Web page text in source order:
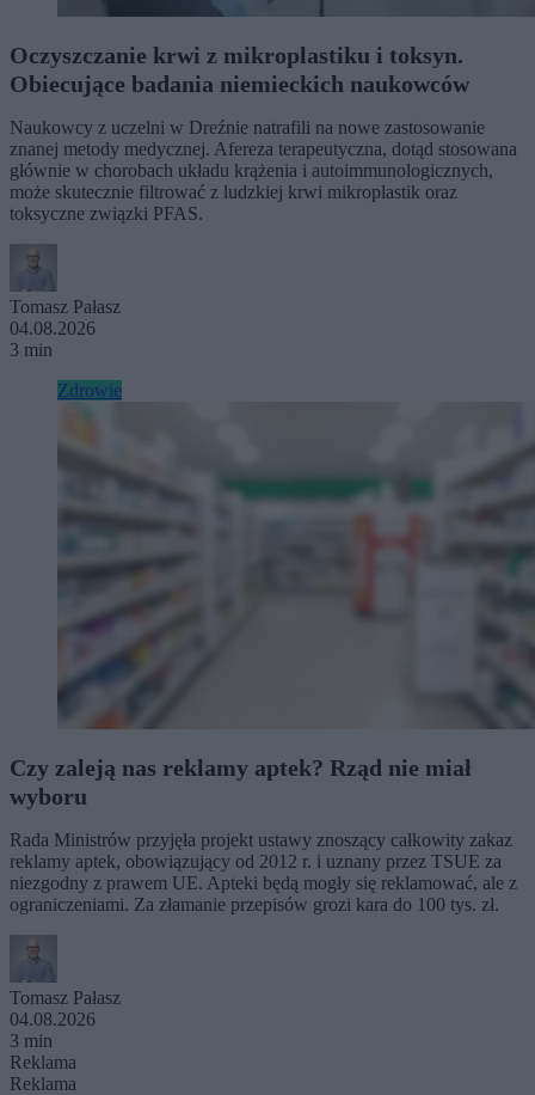
Oczyszczanie krwi z mikroplastiku i toksyn.
Obiecujące badania niemieckich naukowców
Naukowcy z uczelni w Dreźnie natrafili na nowe zastosowanie
znanej metody medycznej. Afereza terapeutyczna, dotąd stosowana
głównie w chorobach układu krążenia i autoimmunologicznych,
może skutecznie filtrować z ludzkiej krwi mikroplastik oraz
toksyczne związki PFAS.
Tomasz Pałasz
04.08.2026
3 min
Zdrowie
Czy zaleją nas reklamy aptek? Rząd nie miał
wyboru
Rada Ministrów przyjęła projekt ustawy znoszący całkowity zakaz
reklamy aptek, obowiązujący od 2012 r. i uznany przez TSUE za
niezgodny z prawem UE. Apteki będą mogły się reklamować, ale z
ograniczeniami. Za złamanie przepisów grozi kara do 100 tys. zł.
Tomasz Pałasz
04.08.2026
3 min
Reklama
Reklama